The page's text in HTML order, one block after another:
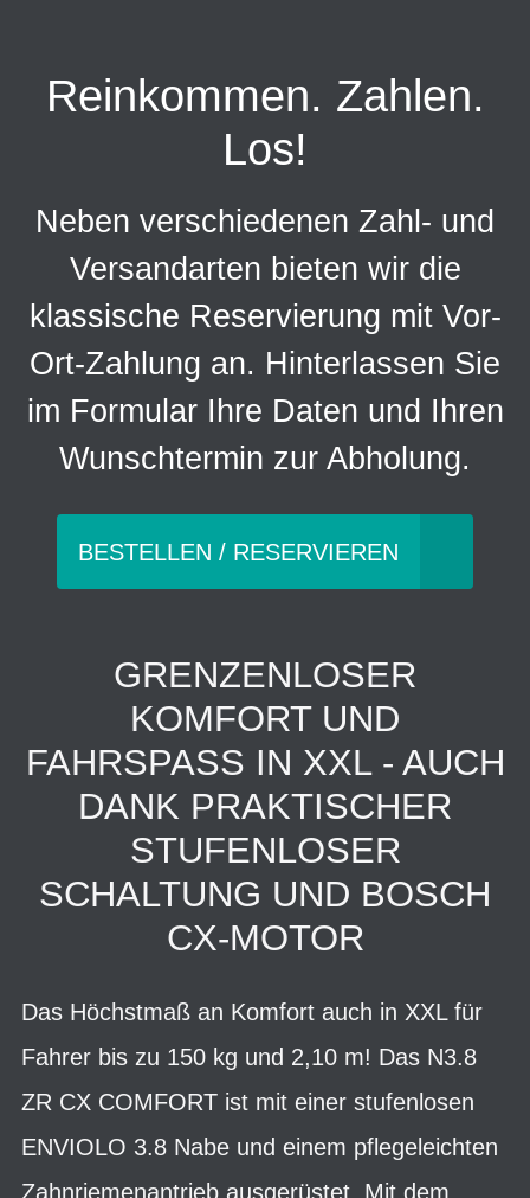
Reinkommen. Zahlen.
Los!
Neben verschiedenen Zahl- und
Versandarten bieten wir die
klassische Reservierung mit Vor-
Ort-Zahlung an. Hinterlassen Sie
im Formular Ihre Daten und Ihren
Wunschtermin zur Abholung.
BESTELLEN / RESERVIEREN
GRENZENLOSER
KOMFORT UND
FAHRSPASS IN XXL - AUCH D
ANK PRAKTISCHER S
TUFENLOSER S
CHALTUNG UND BOSCH C
X-MOTOR
Das Höchstmaß an Komfort auch in XXL für
Fahrer bis zu 150 kg und 2,10 m! Das N3.8
ZR CX COMFORT ist mit einer stufenlosen
ENVIOLO 3.8 Nabe und einem pflegeleichten
Zahnriemenantrieb ausgerüstet. Mit dem